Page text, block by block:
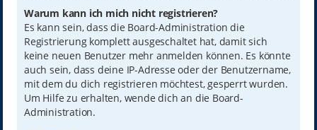
Warum kann ich mich nicht registrieren?
Es kann sein, dass die Board-Administration die
Registrierung komplett ausgeschaltet hat, damit sich
keine neuen Benutzer mehr anmelden können. Es könnte
auch sein, dass deine IP-Adresse oder der Benutzername,
mit dem du dich registrieren möchtest, gesperrt wurden.
Um Hilfe zu erhalten, wende dich an die Board-
Administration.